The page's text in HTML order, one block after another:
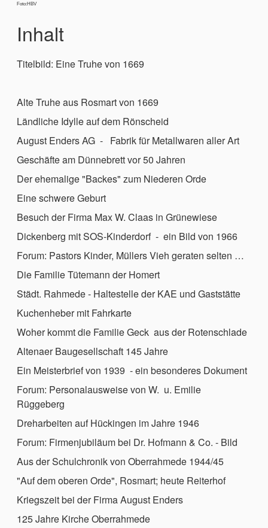
Foto:HBV
Inhalt
Titelbild: Eine Truhe von 1669
Alte Truhe aus Rosmart von 1669
Ländliche Idylle auf dem Rönscheid
August Enders AG - Fabrik für Metallwaren aller Art
Geschäfte am Dünnebrett vor 50 Jahren
Der ehemalige "Backes" zum Niederen Orde
Eine schwere Geburt
Besuch der Firma Max W. Claas in Grünewiese
Dickenberg mit SOS-Kinderdorf - ein Bild von 1966
Forum: Pastors Kinder, Müllers Vieh geraten selten …
Die Familie Tütemann der Homert
Städt. Rahmede - Haltestelle der KAE und Gaststätte
Kuchenheber mit Fahrkarte
Woher kommt die Familie Geck aus der Rotenschlade
Altenaer Baugesellschaft 145 Jahre
Ein Meisterbrief von 1939 - ein besonderes Dokument
Forum: Personalausweise von W. u. Emilie
Rüggeberg
Dreharbeiten auf Hückingen im Jahre 1946
Forum: Firmenjubiläum bei Dr. Hofmann & Co. - Bild
Aus der Schulchronik von Oberrahmede 1944/45
"Auf dem oberen Orde", Rosmart; heute Reiterhof
Kriegszeit bei der Firma August Enders
125 Jahre Kirche Oberrahmede